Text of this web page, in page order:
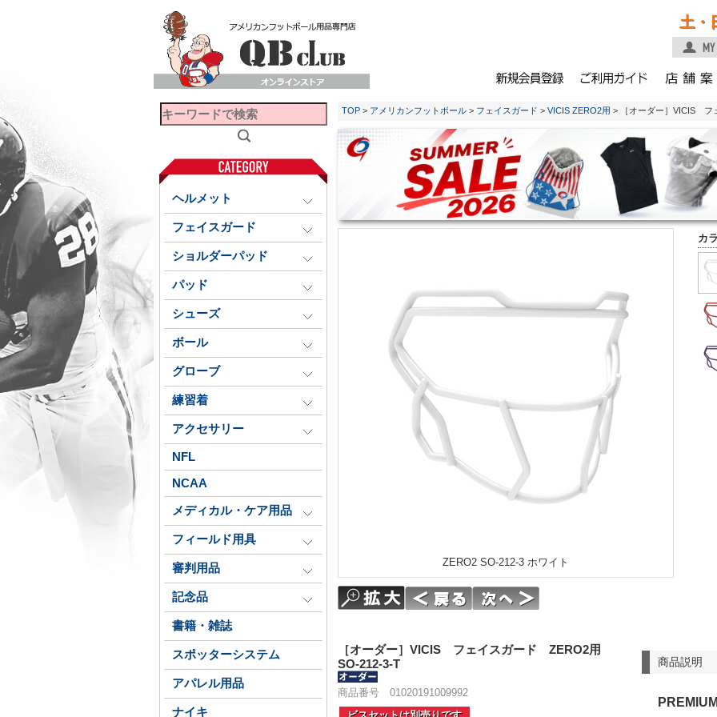
土・
ヘルメット
フェイスガード
ショルダーパッド
パッド
シューズ
ボール
グローブ
練習着
アクセサリー
NFL
NCAA
メディカル・ケア用品
フィールド用具
審判用品
記念品
書籍・雑誌
スポッターシステム
アパレル用品
ナイキ
TOP > アメリカンフットボール > フェイスガード > VICIS ZERO2用 > ［オーダー］VICIS
カ
ZERO2 SO-212-3 ホワイト
商品説明
［オーダー］VICIS フェイスガード ZERO2用
SO-212-3-T
商品番号 01020191009992